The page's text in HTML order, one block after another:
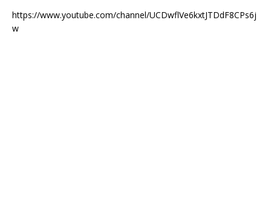
https://www.youtube.com/channel/UCDwflVe6kxtJTDdF8CPs6j
w